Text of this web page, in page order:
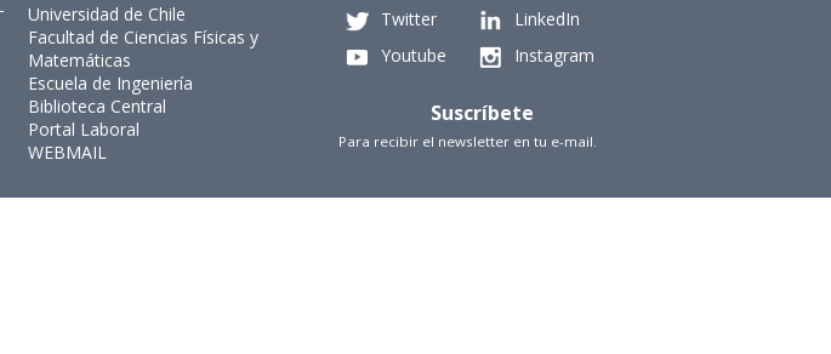
Universidad de Chile
Facultad de Ciencias Físicas y
Matemáticas
Escuela de Ingeniería
Biblioteca Central
Portal Laboral
WEBMAIL
Twitter
LinkedIn
Youtube
Instagram
Suscríbete
Para recibir el newsletter en tu e-mail.